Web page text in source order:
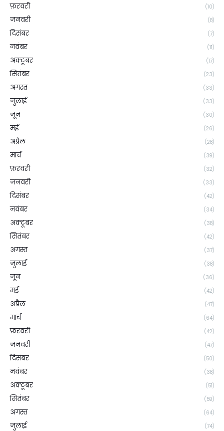
फ़रवरी (10)
जनवरी (8)
दिसंबर (7)
नवंबर (11)
अक्टूबर (17)
सितंबर (23)
अगस्त (33)
जुलाई (33)
जून (30)
मई (26)
अप्रैल (28)
मार्च (39)
फ़रवरी (32)
जनवरी (33)
दिसंबर (42)
नवंबर (34)
अक्टूबर (38)
सितंबर (42)
अगस्त (37)
जुलाई (38)
जून (36)
मई (42)
अप्रैल (47)
मार्च (64)
फ़रवरी (42)
जनवरी (47)
दिसंबर (50)
नवंबर (38)
अक्टूबर (51)
सितंबर (59)
अगस्त (64)
जुलाई (74)